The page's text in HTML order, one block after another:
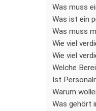
Was muss
Was ist ein
Was muss
Wie viel
Wie viel
Welche
Ist
Warum
Was gehört